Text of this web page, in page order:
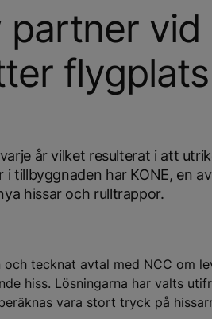
partner vid
flygplats
år vilket resulterat i att
tillbyggnaden har KONE, en
hissar och rulltrappor.
tecknat avtal med NCC om
hiss. Lösningarna har valts
vara stort tryck på